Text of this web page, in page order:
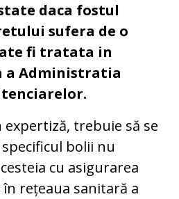
daca fostul
sufera de o
fi tratata in
a Administratia
expertiză, trebuie să se
bolii nu
cu asigurarea
rețeaua sanitară a